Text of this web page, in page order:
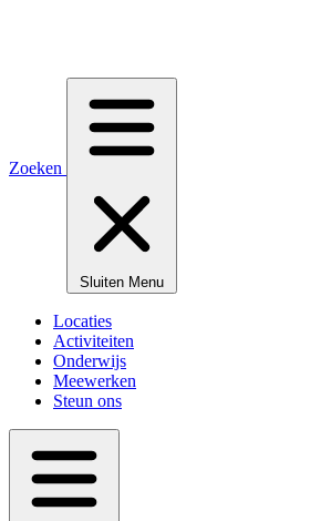
Zoeken
Sluiten Menu
Locaties
Activiteiten
Onderwijs
Meewerken
Steun ons